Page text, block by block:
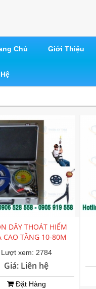
Chủ Giới Thiệu
DÂY THOÁT HIỂM
CAO TẦNG 10-80M
Lượt xem: 2784
Giá: Liên hệ
Đặt Hàng